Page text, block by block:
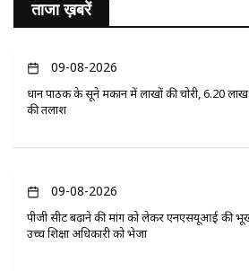
ताजा ख़बरें
09-08-2026
प्रधान पाठक के सूने मकान में लाखों की चोरी, 6.20
की तलाश
09-08-2026
पीजी सीट बढ़ाने की मांग को लेकर एनएसयूआई की भूख
उच्च शिक्षा अधिकारी को भेजा